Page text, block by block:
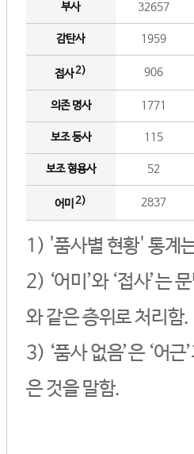
부사 32657
감탄사 1959
접사2) 906
의존 명사 1771
보조 동사 115
보조 형용사 52
어미 2) 2837
1) '품사별 현황' 통계
2) ‘어미’와 ‘접사’는
와 같은 층위로 처리함.
3) ‘품사 없음’은 ‘어
은 것을 말함.